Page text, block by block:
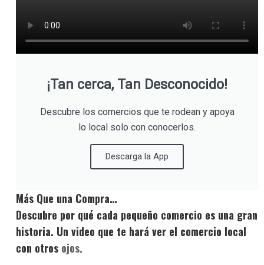
¡Tan cerca, Tan Desconocido!
Descubre los comercios que te rodean y apoya
lo local solo con conocerlos.
Descarga la App
Más Que una Compra…
Descubre por qué cada pequeño comercio es una gran
historia. Un video que te hará ver el comercio local
con otros ojos.